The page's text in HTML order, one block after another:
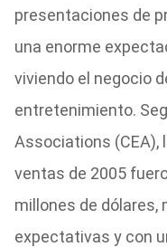
presentaciones de
una enorme
viviendo el negocio
entretenimiento.
Associations (CEA),
ventas de 2005
millones de dólares,
expectativas y con